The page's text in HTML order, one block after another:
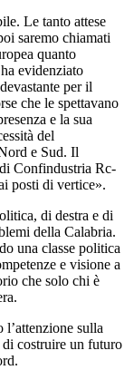
Le tanto attese
saremo chiamati
quanto
evidenziato
per il
che le spettavano
e la sua
del
e Sud. Il
Confindustria Rc-
posti di vertice».
di destra e di
della Calabria.
una classe politica
e visione a
che solo chi è
sulla
costruire un futuro